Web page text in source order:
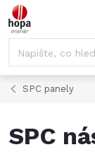
Přejít
na
SPC panely
SPC